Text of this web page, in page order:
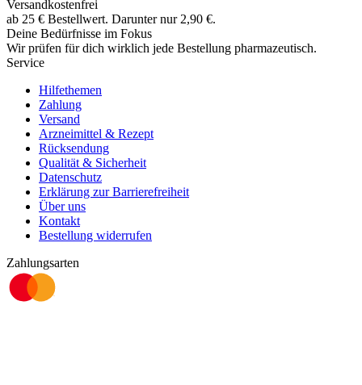
Versandkostenfrei
ab 25 € Bestellwert. Darunter nur 2,90 €.
Deine Bedürfnisse im Fokus
Wir prüfen für dich wirklich jede Bestellung pharmazeutisch.
Service
Hilfethemen
Zahlung
Versand
Arzneimittel & Rezept
Rücksendung
Qualität & Sicherheit
Datenschutz
Erklärung zur Barrierefreiheit
Über uns
Kontakt
Bestellung widerrufen
Zahlungsarten